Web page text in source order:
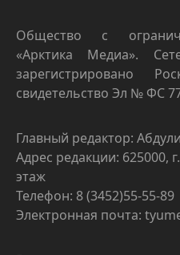
Общество с
«Арктика Медиа».
зарегистрировано
свидетельство Эл № ФС
Главный редактор:
Адрес редакции: 625000,
этаж
Телефон: 8 (3452)55-55-89
Электронная почта: